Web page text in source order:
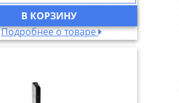
В КОРЗИНУ
Подробнее о товаре